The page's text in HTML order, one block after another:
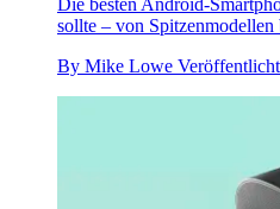
Die besten Android-
sollte – von
By Mike Lowe Veröffentlicht